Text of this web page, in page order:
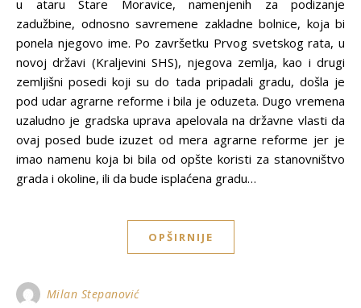
u ataru Stare Moravice, namenjenih za podizanje
zadužbine, odnosno savremene zakladne bolnice, koja bi
ponela njegovo ime. Po završetku Prvog svetskog rata, u
novoj državi (Kraljevini SHS), njegova zemlja, kao i drugi
zemljišni posedi koji su do tada pripadali gradu, došla je
pod udar agrarne reforme i bila je oduzeta. Dugo vremena
uzaludno je gradska uprava apelovala na državne vlasti da
ovaj posed bude izuzet od mera agrarne reforme jer je
imao namenu koja bi bila od opšte koristi za stanovništvo
grada i okoline, ili da bude isplaćena gradu…
OPŠIRNIJE
Milan Stepanović